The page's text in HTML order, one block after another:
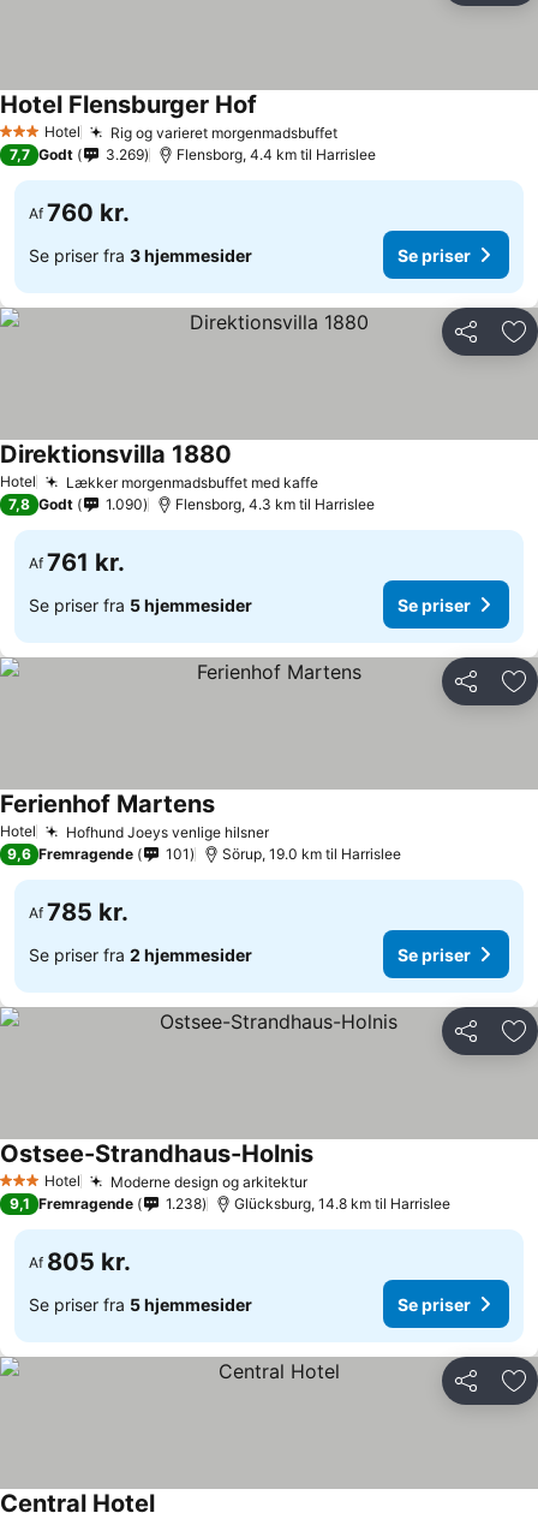
3 StjernerHotel Rig og varieret morgenmadsbuffet
Hotel Flensburger Hof
7,7 Godt 3.269 Flensborg, 4.4 km til Harrislee
Af 760 kr.
Se priser fra 3 hjemmesider Se priser
Del
Hotel Lækker morgenmadsbuffet med kaffe
Direktionsvilla 1880
7,8 Godt 1.090 Flensborg, 4.3 km til Harrislee
Af 761 kr.
Se priser fra 5 hjemmesider Se priser
Del
Hotel Hofhund Joeys venlige hilsner
Ferienhof Martens
9,6 Fremragende 101 Sörup, 19.0 km til Harrislee
Af 785 kr.
Se priser fra 2 hjemmesider Se priser
Del
3 StjernerHotel Moderne design og arkitektur
Ostsee-Strandhaus-Holnis
9,1 Fremragende 1.238 Glücksburg, 14.8 km til Harrislee
Af 805 kr.
Se priser fra 5 hjemmesider Se priser
Del
Central Hotel